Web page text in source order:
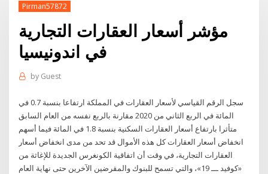
Pirman57872
مؤشر أسعار العقارات التجارية
في اندونيسيا
by Guest
سجل الرقم القياسي لأسعار العقارات في المملكة ارتفاعا بنسبة 0.7 في
المائة في الربع الثاني من 2020 مقارنة بالربع نفسه من العام السابق
متأثرا بارتفاع أسعار العقارات السكنية بنسبة 1.8 في المائة فيما أسهم
انخفاض أسعار العقارات كل هذه الأموال قد تحد من مدى انخفاض أسعار
العقارات التجارية، في وقت أن اتفاقية الكونغرس الجديدة للإغاثة من
«كوفيد ـــ 19»، والتي تسمح للبنوك والمقرضين الآخرين حتى نهاية العام